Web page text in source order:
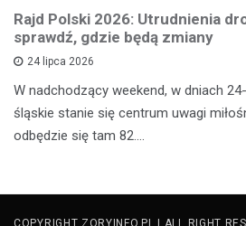
Rajd Polski 2026: Utrudnienia
sprawdź, gdzie będą zmiany
24 lipca 2026
W nadchodzący weekend, w dniach
śląskie stanie się centrum uwagi
odbędzie się tam 82.…